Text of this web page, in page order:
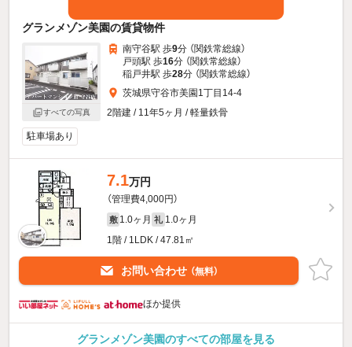
グランメゾン美園の賃貸物件
すべての写真
南守谷駅 歩9分 （関鉄常総線）
戸頭駅 歩16分 （関鉄常総線）
稲戸井駅 歩28分 （関鉄常総線）
茨城県守谷市美園1丁目14-4
2階建 / 11年5ヶ月 / 軽量鉄骨
駐車場あり
7.1万円
（管理費4,000円）
敷 1.0ヶ月 礼 1.0ヶ月
1階 / 1LDK / 47.81㎡
お問い合わせ （無料）
ほか提供
グランメゾン美園のすべての部屋を見る